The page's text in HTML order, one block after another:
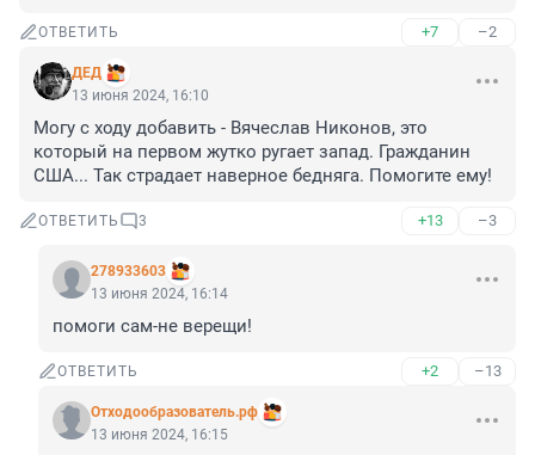
ОТВЕТИТЬ +7 –2
ДЕД
13 июня 2024, 16:10
Могу с ходу добавить - Вячеслав Никонов, это
который на первом жутко ругает запад. Гражданин
США... Так страдает наверное бедняга. Помогите ему!
ОТВЕТИТЬ 3 +13 –3
278933603
13 июня 2024, 16:14
помоги сам-не верещи!
ОТВЕТИТЬ +2 –13
Отходообразователь.рф
13 июня 2024, 16:15